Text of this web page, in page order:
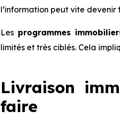
l’information peut vite devenir
Les programmes
limités et très ciblés. Cela
Livraison
faire